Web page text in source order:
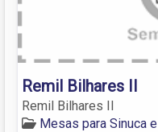
Remil Bilhares II
Remil Bilhares II
Mesas para Sinuca